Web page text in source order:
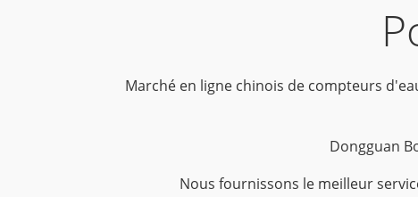
Marché en ligne chinois de compteurs
Dongguan
Nous fournissons le meilleur